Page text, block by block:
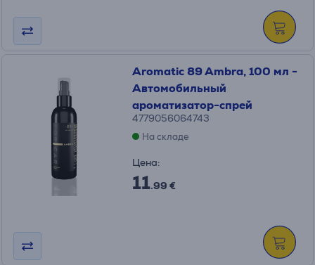
Aromatic 89 Ambra, 100 мл -
Автомобильный
ароматизатор-спрей
4779056064743
На складе
Цена:
11.99 €